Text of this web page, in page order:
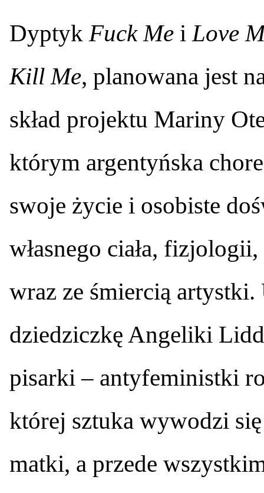
DyptykFuck Me iLove
Kill Me, planowana jest
skład projektu Mariny
którym argentyńska
swoje życie i osobiste
własnego ciała,
wraz ze śmiercią
dziedziczkę Angeliki
pisarki – antyfeministki
której sztuka wywodzi
matki, a przede